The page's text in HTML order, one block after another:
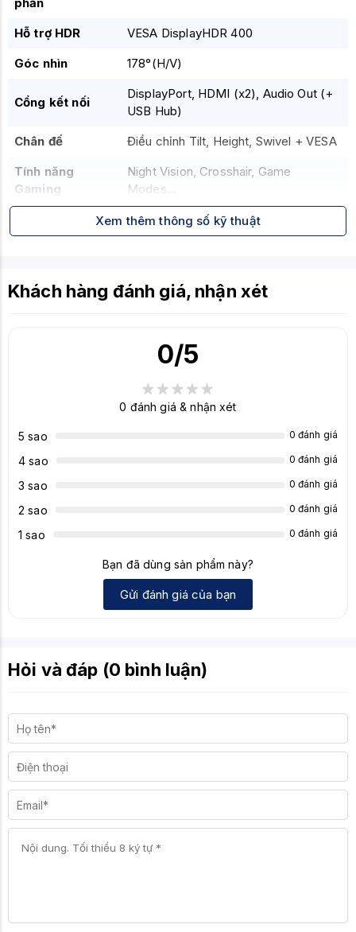
Hỗ trợ HDR
VESA DisplayHDR 400
Góc nhìn
178°(H/V)
Cổng kết nối
DisplayPort, HDMI (x2), Audio Out (+
USB Hub)
Chân đế
Điều chỉnh Tilt, Height, Swivel + VESA
Tính năng
Gaming
Night Vision, Crosshair, Game
Modes...
Xem thêm thông số kỹ thuật
Khách hàng đánh giá, nhận xét
0/5
0 đánh giá & nhận xét
5 sao 0 đánh giá
4 sao 0 đánh giá
3 sao 0 đánh giá
2 sao 0 đánh giá
1 sao 0 đánh giá
Bạn đã dùng sản phẩm này?
Gửi đánh giá của bạn
Hỏi và đáp (0 bình luận)